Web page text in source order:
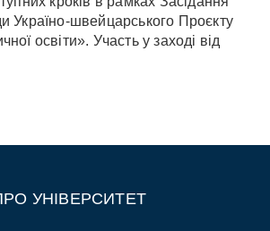
Україно-швейцарського Проєкту
освіти». Участь у заході від
УНІВЕРСИТЕТ